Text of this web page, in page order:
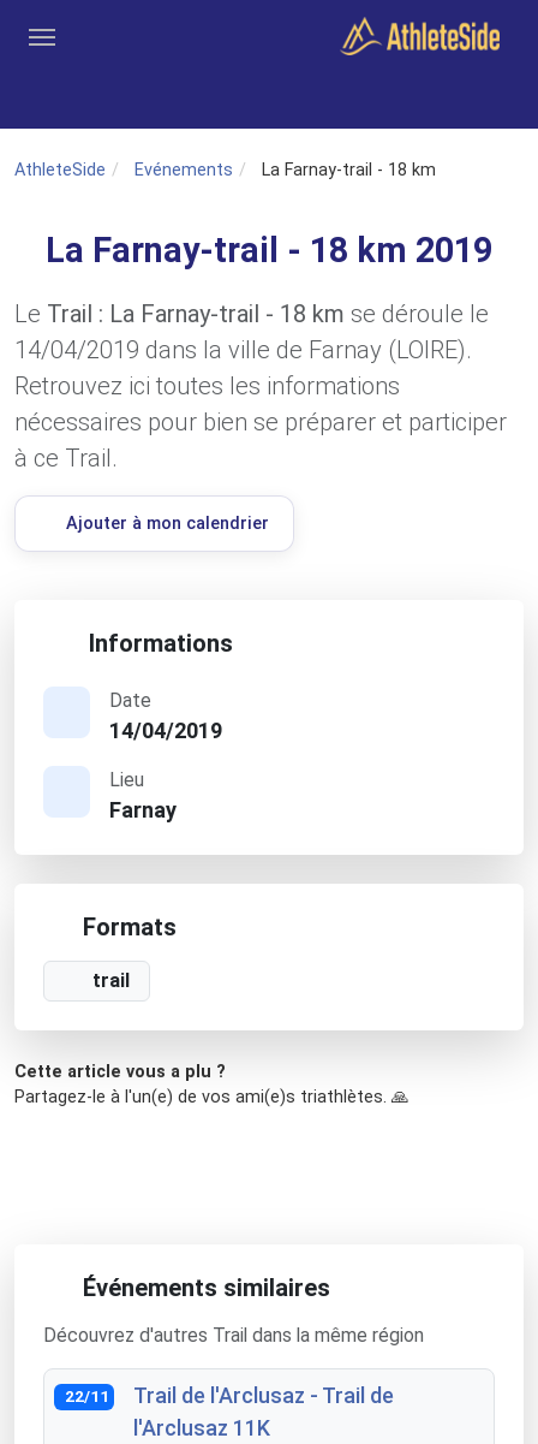
AthleteSide Evénements La Farnay-trail - 18 km
La Farnay-trail - 18 km 2019
Le Trail : La Farnay-trail - 18 km se déroule le
14/04/2019 dans la ville de Farnay (LOIRE).
Retrouvez ici toutes les informations
nécessaires pour bien se préparer et participer
à ce Trail.
Ajouter à mon calendrier
Informations
Date
14/04/2019
Lieu
Farnay
Formats
trail
Cette article vous a plu ?
Partagez-le à l'un(e) de vos ami(e)s triathlètes. 🙏
Événements similaires
Découvrez d'autres Trail dans la même région
22/11
Trail de l'Arclusaz - Trail de
l'Arclusaz 11K